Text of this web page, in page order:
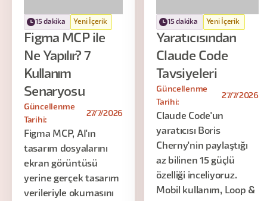
15 dakika Yeni İçerik
Figma MCP ile
Ne Yapılır? 7
Kullanım
Senaryosu
Güncellenme
Tarihi:
27/7/2026
Figma MCP, AI'ın
tasarım dosyalarını
ekran görüntüsü
yerine gerçek tasarım
verileriyle okumasını
15 dakika Yeni İçerik
Yaratıcısından
Claude Code
Tavsiyeleri
Güncellenme
Tarihi:
27/7/2026
Claude Code'un
yaratıcısı Boris
Cherny'nin paylaştığı
az bilinen 15 güçlü
özelliği inceliyoruz.
Mobil kullanım, Loop &